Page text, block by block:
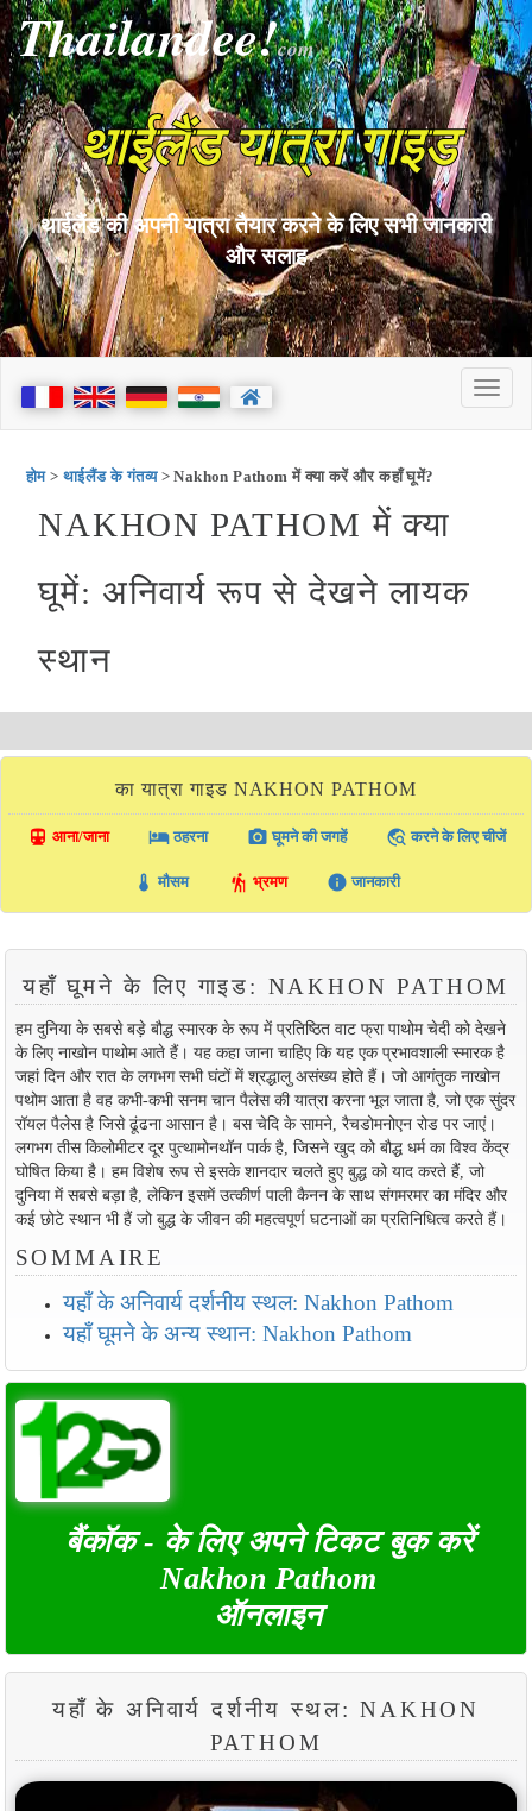
Thailandee!com
थाईलैंड यात्रा गाइड
थाईलैंड की अपनी यात्रा तैयार करने के लिए सभी जानकारी
और सलाह
होम>थाईलैंड के गंतव्य> Nakhon Pathom में क्या करें और कहाँ घूमें?
NAKHON PATHOM में क्या
घूमें: अनिवार्य रूप से देखने लायक
स्थान
का यात्रा गाइड NAKHON PATHOM
directions_transit आना/जाना local_hotelठहरना photo_camera घूमने की जगहें travel_explore करने के लिए चीजें
thermostat मौसम hiking भ्रमण info जानकारी
यहाँ घूमने के लिए गाइड: NAKHON PATHOM
हम दुनिया के सबसे बड़े बौद्ध स्मारक के रूप में प्रतिष्ठित वाट फ्रा पाथोम चेदी को देखने
के लिए नाखोन पाथोम आते हैं। यह कहा जाना चाहिए कि यह एक प्रभावशाली स्मारक है
जहां दिन और रात के लगभग सभी घंटों में श्रद्धालु असंख्य होते हैं। जो आगंतुक नाखोन
पथोम आता है वह कभी-कभी सनम चान पैलेस की यात्रा करना भूल जाता है, जो एक सुंदर
रॉयल पैलेस है जिसे ढूंढना आसान है। बस चेदि के सामने, रैचडोमनोएन रोड पर जाएं।
लगभग तीस किलोमीटर दूर पुत्थामोनथॉन पार्क है, जिसने खुद को बौद्ध धर्म का विश्व केंद्र
घोषित किया है। हम विशेष रूप से इसके शानदार चलते हुए बुद्ध को याद करते हैं, जो
दुनिया में सबसे बड़ा है, लेकिन इसमें उत्कीर्ण पाली कैनन के साथ संगमरमर का मंदिर और
कई छोटे स्थान भी हैं जो बुद्ध के जीवन की महत्वपूर्ण घटनाओं का प्रतिनिधित्व करते हैं।
SOMMAIRE
यहाँ के अनिवार्य दर्शनीय स्थल: Nakhon Pathom
यहाँ घूमने के अन्य स्थान: Nakhon Pathom
बैंकॉक - के लिए अपने टिकट बुक करें
Nakhon Pathom
ऑनलाइन
यहाँ के अनिवार्य दर्शनीय स्थल: NAKHON
PATHOM